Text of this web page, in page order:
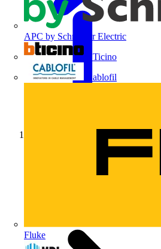
APC by Schneider Electric
BTicino
Cablofil
Fluke